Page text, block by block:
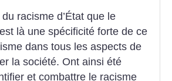
racisme d’État que le
là une spécificité forte de ce
dans tous les aspects de
la société. Ont ainsi été
et combattre le racisme